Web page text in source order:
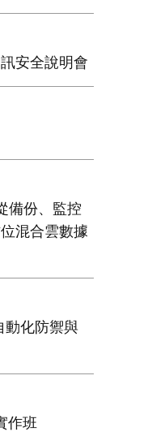
安全說明會
備份、監控
混合雲數據
動化防禦與
作班